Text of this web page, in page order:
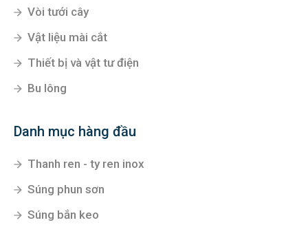
Vòi tưới cây
Vật liệu mài cắt
Thiết bị và vật tư điện
Bu lông
Danh mục hàng đầu
Thanh ren - ty ren inox
Súng phun sơn
Súng bắn keo